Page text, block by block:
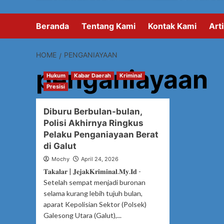
Beranda Tentang Kami Kontak Kami
HOME PENGANIAYAAN
penganiayaan
Hukum Kabar Daerah
Kriminal
Presisi
Diburu Berbulan-bulan,
Polisi Akhirnya Ringkus
Pelaku Penganiayaan Berat
di Galut
Mochy April 24, 2026
𝐓𝐚𝐤𝐚𝐥𝐚𝐫 | 𝐉𝐞𝐣𝐚𝐤𝐊𝐫𝐢𝐦𝐢𝐧𝐚𝐥.𝐌𝐲.𝐈𝐝 -
Setelah sempat menjadi buronan
selama kurang lebih tujuh bulan,
aparat Kepolisian Sektor (Polsek)
Galesong Utara (Galut),...